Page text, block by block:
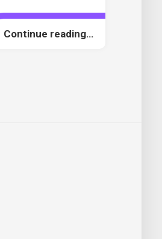
Continue reading…